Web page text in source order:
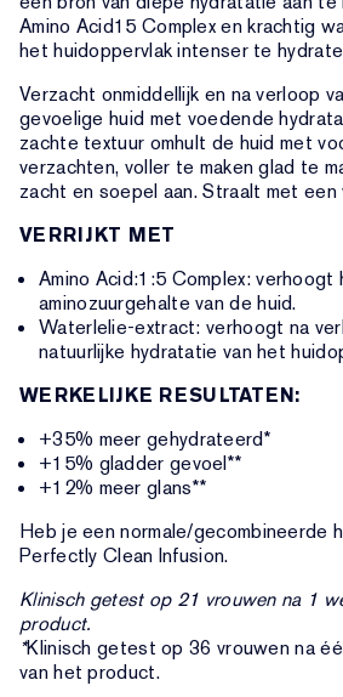
Amino Acid15 Complex en krachtig
het huidoppervlak intenser te
Verzacht onmiddellijk en na verloop
gevoelige huid met voedende
zachte textuur omhult de huid met
verzachten, voller te maken glad te
zacht en soepel aan. Straalt met een
VERRIJKT MET
Amino Acid:1:5 Complex: verhoogt
aminozuurgehalte van de huid.
Waterlelie-extract: verhoogt na
natuurlijke hydratatie van het
WERKELIJKE RESULTATEN:
+35% meer gehydrateerd*
+15% gladder gevoel**
+12% meer glans**
Heb je een normale/gecombineerde
Perfectly Clean Infusion.
Klinisch getest op 21 vrouwen na 1
product.
*Klinisch getest op 36 vrouwen na
van het product.